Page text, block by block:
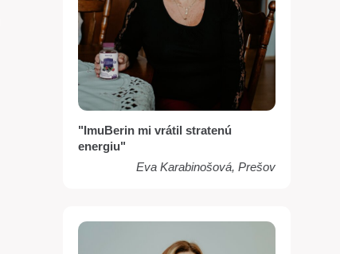
"ImuBerin mi vrátil stratenú
energiu"
Eva Karabinošová, Prešov